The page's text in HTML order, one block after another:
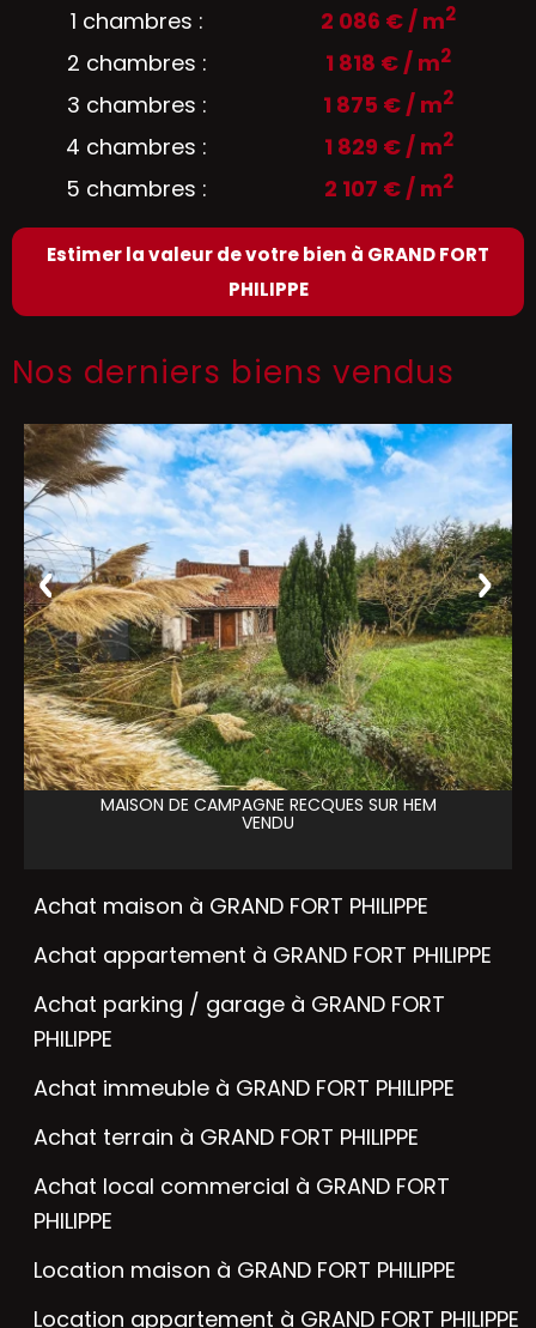
1 chambres :
2 086 € / m2
2 chambres : 1 818 € / m2
3 chambres : 1 875 € / m2
4 chambres : 1 829 € / m2
5 chambres : 2 107 € / m2
Estimer la valeur de votre bien à GRAND FORT
PHILIPPE
Nos derniers biens vendus
MAISON DE CAMPAGNE RECQUES SUR HEM
VENDU
Achat maison à GRAND FORT PHILIPPE
Achat appartement à GRAND FORT PHILIPPE
Achat parking / garage à GRAND FORT
PHILIPPE
Achat immeuble à GRAND FORT PHILIPPE
Achat terrain à GRAND FORT PHILIPPE
Achat local commercial à GRAND FORT
PHILIPPE
Location maison à GRAND FORT PHILIPPE
Location appartement à GRAND FORT PHILIPPE